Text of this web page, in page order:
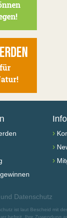
›
›
›
Datenschutz
ist laut Bescheid mit
befreit. Ihre Zuwendung